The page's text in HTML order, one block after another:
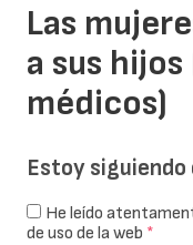
Las
a sus hijos
médicos)
Estoy siguiendo
He leído
de uso de la web *